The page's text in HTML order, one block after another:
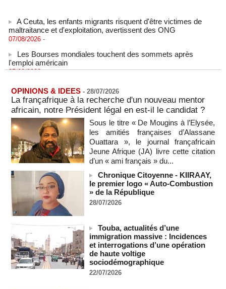
maltraitance et d'exploitation, avertissent des ONG
07/08/2026 -
l'emploi américain
07/08/2026 -
Alassane Ouattara appelle à la contribution de toutes les forces
vives de la nation
07/08/2026 -
Polémique à l’Assemblée nationale : Yaël Braun-Pivet se dit
"dépassée" par les critiques concernant le nouveau pavillon
07/08/2026 -
Depuis le « cessez-le-feu » à Gaza, les forces israéliennes
ont tué 300 enfants palestiniens (UNICEF)
07/08/2026 -
Guinée-Bissau - Première visite de la médiation sénégalaise
après le sommet de la Cedeao
07/08/2026 -
mois après son départ du pouvoir
07/08/2026
Mali-Algérie : le PM Maïga affirme qu’il n’y a « aucune
rupture diplomatique » entre les 2 pays
07/08/2026 -
OPINIONS & IDEES - 28/07/2026
La françafrique à la recherche d'un nouveau mentor
africain, notre Président légal en est-il le candidat ?
Sous le titre « De Mougins à l’Elysée,
les amitiés françaises d’Alassane
Ouattara », le journal françafricain
Jeune Afrique (JA) livre cette citation
d’un « ami français » du...
Chronique Citoyenne - KIIRAAY,
le premier logo « Auto-Combustion
» de la République
28/07/2026
Touba, actualités d’une
immigration massive : Incidences
et interrogations d’une opération
de haute voltige
sociodémographique
22/07/2026